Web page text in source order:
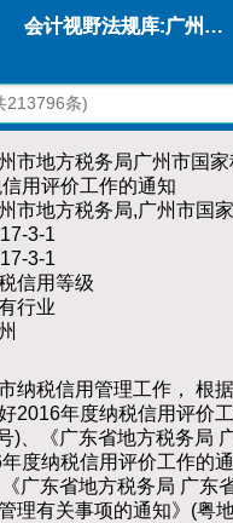
会计视野法规库:广州市地方税务局广州市国家税务局关于做好2016年度纳税信用评价工作的通知
州市地方税务局广州市国
用评价工作的通知
州市地方税务局,广州市国
3-1
3-1
信用等级
行业
税信用管理工作， 根据
2016年度纳税信用评价
)、《广东省地方税务局
度纳税信用评价工作的
广东省地方税务局 广东
理有关事项的通知》(粤